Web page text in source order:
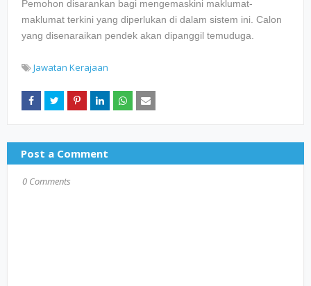
Pemohon disarankan bagi mengemaskini maklumat-
maklumat terkini yang diperlukan di dalam sistem ini. Calon
yang disenaraikan pendek akan dipanggil temuduga.
Jawatan Kerajaan
Post a Comment
0 Comments